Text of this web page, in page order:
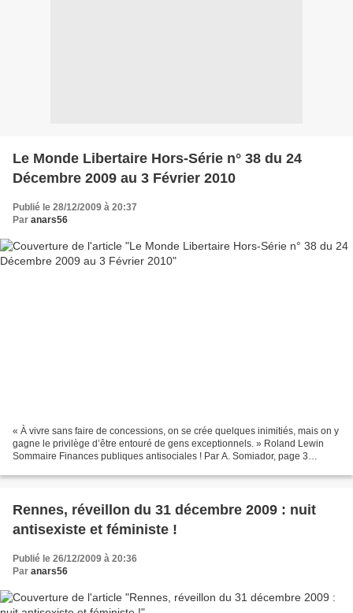
Le Monde Libertaire Hors-Série n° 38 du 24
Décembre 2009 au 3 Février 2010
Publié le 28/12/2009 à 20:37
Par anars56
« À vivre sans faire de concessions, on se crée quelques inimitiés, mais on y
gagne le privilège d’être entouré de gens exceptionnels. » Roland Lewin
Sommaire Finances publiques antisociales ! Par A. Somiador, page 3
Rennes, réveillon du 31 décembre 2009 : nuit
antisexiste et féministe !
Publié le 26/12/2009 à 20:36
Par anars56